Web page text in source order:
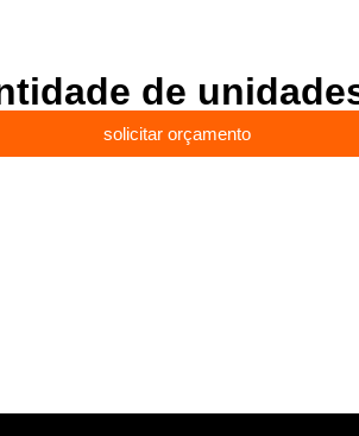
de
solicitar orçamento